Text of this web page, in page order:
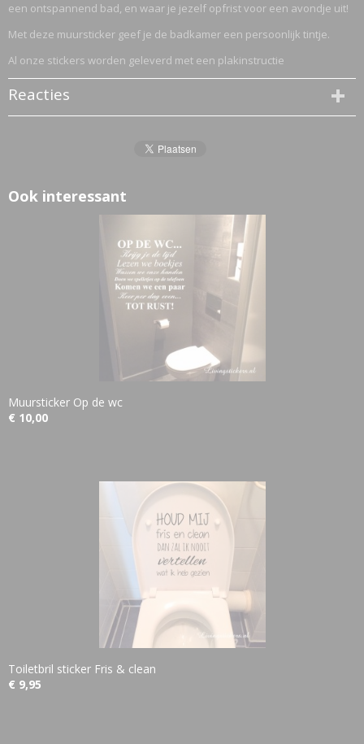
een ontspannend bad, en waar je jezelf opfrist voor een avondje uit!
Met deze muursticker geef je de badkamer een persoonlijk tintje.
Al onze stickers worden geleverd met een plakinstructie
Reacties
Ook interessant
Muursticker Op de wc
€ 10,00
Toiletbril sticker Fris & clean
€ 9,95